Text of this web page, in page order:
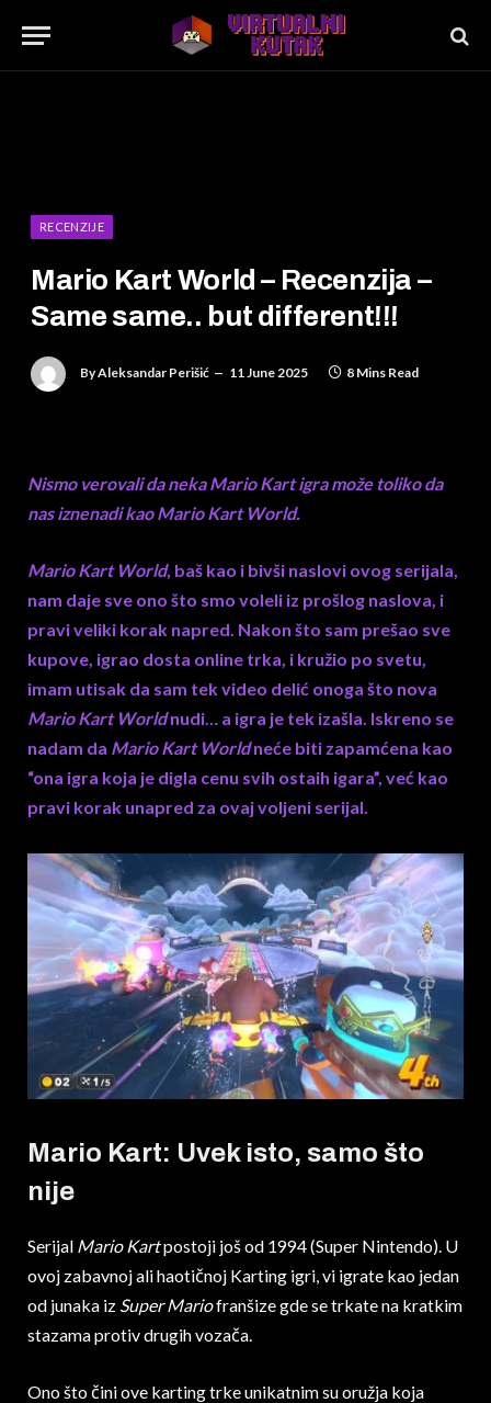
RECENZIJE
Mario Kart World – Recenzija –
Same same.. but different!!!
ByAleksandar Perišić 11 June 2025 8 Mins Read
Nismo verovali da neka Mario Kart igra može toliko da
nas iznenadi kao Mario Kart World.
Mario Kart World, baš kao i bivši naslovi ovog serijala,
nam daje sve ono što smo voleli iz prošlog naslova, i
pravi veliki korak napred. Nakon što sam prešao sve
kupove, igrao dosta online trka, i kružio po svetu,
imam utisak da sam tek video delić onoga što nova
Mario Kart Worldnudi… a igra je tek izašla. Iskreno se
nadam da Mario Kart Worldneće biti zapamćena kao
“ona igra koja je digla cenu svih ostaih igara”, već kao
pravi korak unapred za ovaj voljeni serijal.
Mario Kart: Uvek isto, samo što
nije
Serijal Mario Kartpostoji još od 1994 (Super Nintendo). U
ovoj zabavnoj ali haotičnoj Karting igri, vi igrate kao jedan
od junaka iz Super Mariofranšize gde se trkate na kratkim
stazama protiv drugih vozača.
Ono što čini ove karting trke unikatnim su oružja koja